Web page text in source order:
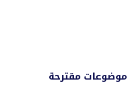
موضوعات مقترحة